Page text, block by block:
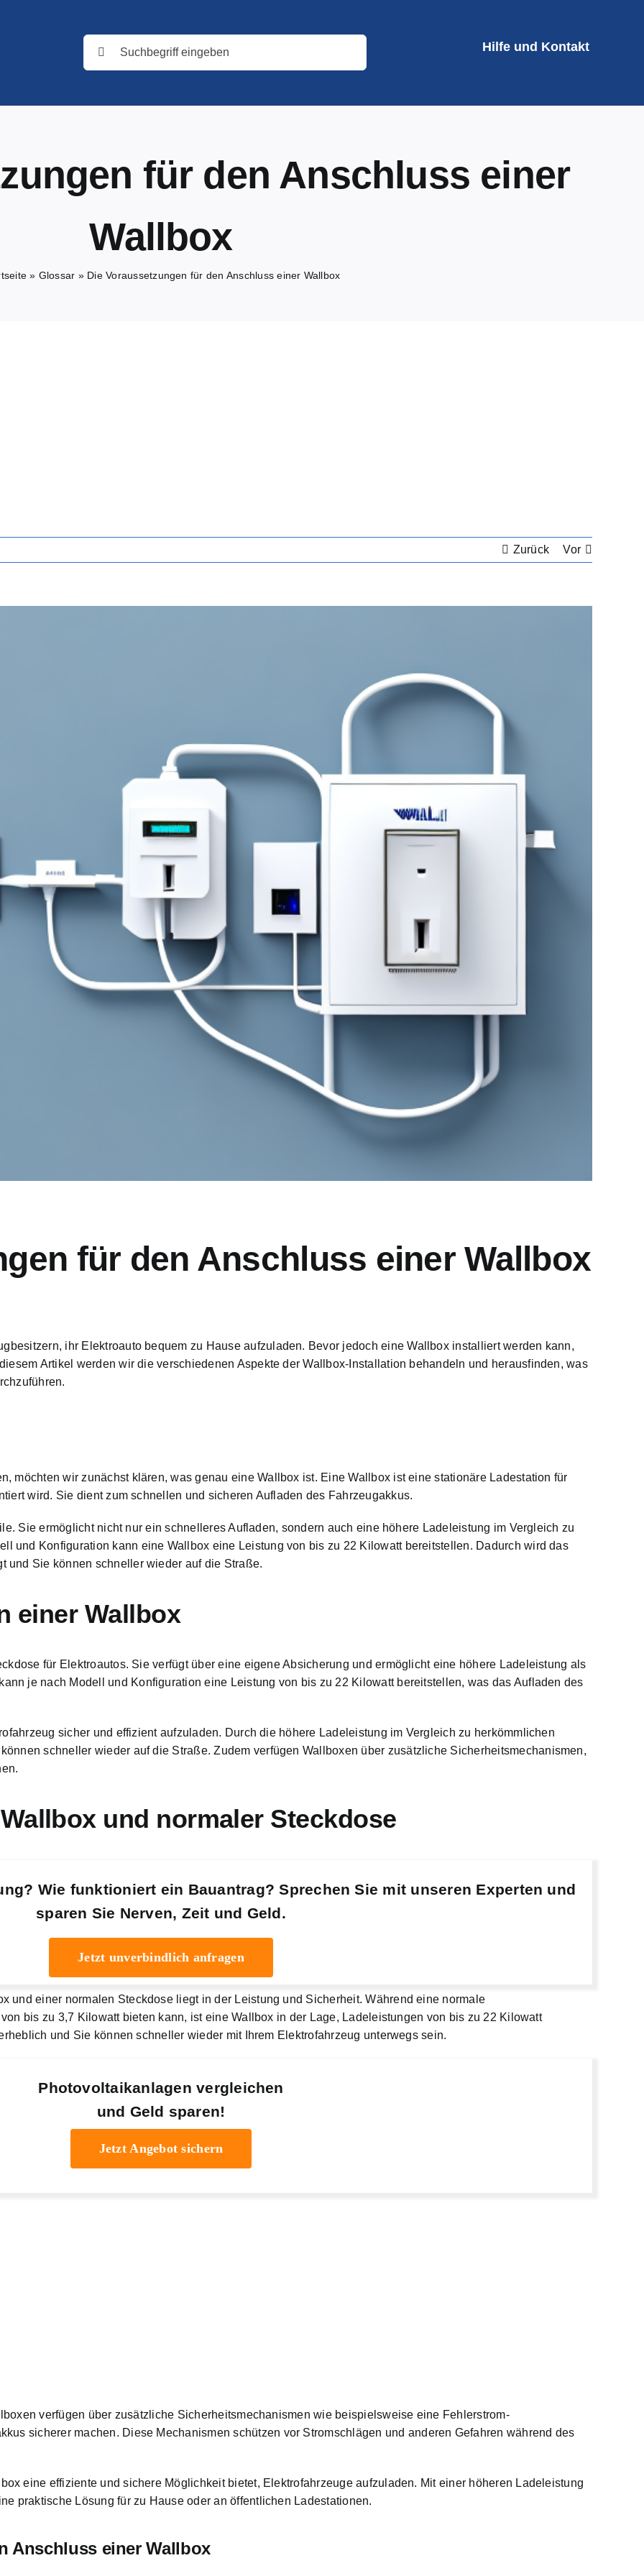
Hilfe und Kontakt
für den Anschluss einer
Wallbox
» Glossar » Die Voraussetzungen für den Anschluss einer Wallbox
Zurück Vor
für den Anschluss einer Wallbox
, ihr Elektroauto bequem zu Hause aufzuladen. Bevor jedoch eine Wallbox installiert werden kann,
Artikel werden wir die verschiedenen Aspekte der Wallbox-Installation behandeln und herausfinden, was
möchten wir zunächst klären, was genau eine Wallbox ist. EineWallbox ist eine stationäre Ladestation für
wird. Sie dient zum schnellen und sicheren Aufladen des Fahrzeugakkus.
Sie ermöglicht nicht nur ein schnelleres Aufladen, sondern auch eine höhere Ladeleistung im Vergleich zu
und Konfiguration kann eine Wallbox eine Leistung von bis zu 22 Kilowatt bereitstellen. Dadurch wird das
und Sie können schneller wieder auf die Straße.
einer Wallbox
für Elektroautos. Sie verfügt über eine eigene Absicherung und ermöglicht eine höhere Ladeleistung als
je nach Modell
und Konfiguration eine Leistung von bis zu 22 Kilowatt bereitstellen, was das Aufladen des
sicher und effizient aufzuladen. Durch die höhere Ladeleistung im Vergleich zu herkömmlichen
schneller wieder auf die Straße. Zudem verfügen Wallboxen über zusätzliche Sicherheitsmechanismen,
und normaler Steckdose
Wie funktioniert ein Bauantrag? Sprechen Sie mit unseren Experten und
sparen Sie Nerven, Zeit und Geld.
Jetzt unverbindlich anfragen
und einer normalen Steckdose liegt in der Leistung und Sicherheit. Während eine normale
bis zu 3,7 Kilowatt bieten kann, ist eine Wallbox in der Lage, Ladeleistungen von bis zu 22 Kilowatt
und Sie können schneller wieder mit Ihrem Elektrofahrzeug unterwegs sein.
Photovoltaikanlagen vergleichen
und Geld sparen!
Jetzt Angebot sichern
verfügen über zusätzliche Sicherheitsmechanismen wie beispielsweise eine Fehlerstrom-
sicherer machen. Diese Mechanismen schützen vor Stromschlägen und anderen Gefahren während des
eine effiziente und sichere Möglichkeit bietet, Elektrofahrzeuge aufzuladen. Mit einer höheren Ladeleistung
praktische Lösung für zu Hause oder an öffentlichen Ladestationen.
Anschluss einer Wallbox